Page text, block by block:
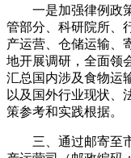
一是加强律例政策
管部分、科研院所、
产运营、仓储运输、
地开展调研，全面领
汇总国内涉及食物运
以及国外行业现状、
策参考和实践根据。
三、通过邮寄至市